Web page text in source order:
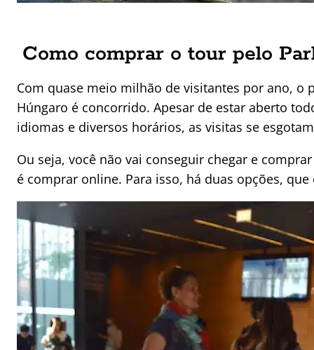
Como comprar o tour pelo
Com quase meio milhão de visitantes por ano, o
Húngaro é concorrido. Apesar de estar aberto
idiomas e diversos horários, as visitas se
Ou seja, você não vai conseguir chegar e
é comprar online. Para isso, há duas opções,